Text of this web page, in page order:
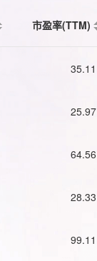
市盈率(TTM)
35.11
25.97
64.56
28.33
99.11